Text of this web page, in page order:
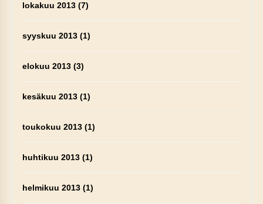
lokakuu 2013(7)
syyskuu 2013(1)
elokuu 2013(3)
kesäkuu 2013(1)
toukokuu 2013(1)
huhtikuu 2013(1)
helmikuu 2013(1)